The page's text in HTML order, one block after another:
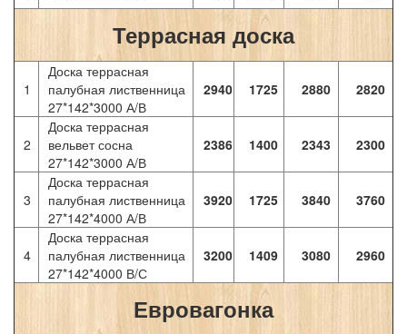
Террасная доска
1
Доска террасная
палубная лиственница
27*142*3000 А/В
2940 1725 2880 2820
2
Доска террасная
вельвет сосна
27*142*3000 А/В
2386 1400 2343 2300
3
Доска террасная
палубная лиственница
27*142*4000 А/В
3920 1725 3840 3760
4
Доска террасная
палубная лиственница
27*142*4000 В/С
3200 1409 3080 2960
Евровагонка